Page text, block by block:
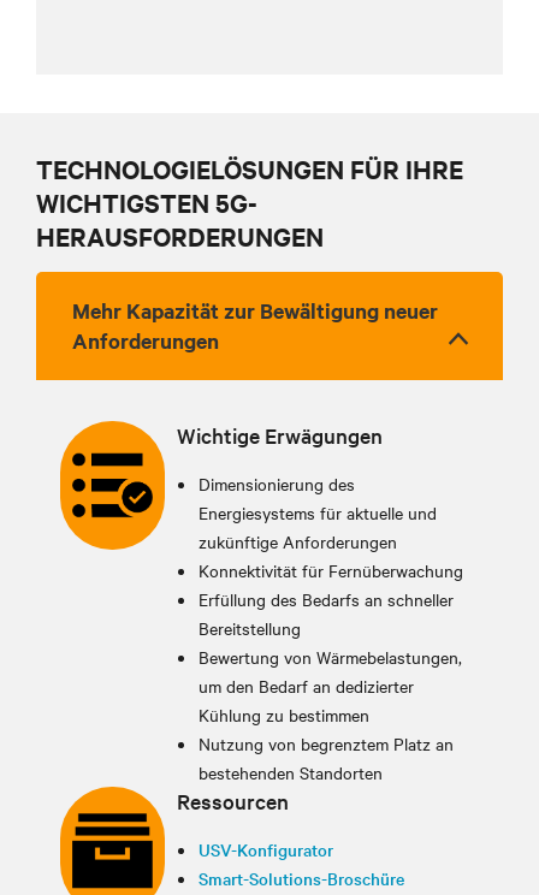
TECHNOLOGIELÖSUNGEN FÜR IHRE
WICHTIGSTEN 5G-
HERAUSFORDERUNGEN
Mehr Kapazität zur Bewältigung neuer
Anforderungen
Wichtige Erwägungen
Dimensionierung des
Energiesystems für aktuelle und
zukünftige Anforderungen
Konnektivität für Fernüberwachung
Erfüllung des Bedarfs an schneller
Bereitstellung
Bewertung von Wärmebelastungen,
um den Bedarf an dedizierter
Kühlung zu bestimmen
Nutzung von begrenztem Platz an
bestehenden Standorten
Ressourcen
USV-Konfigurator
Smart-Solutions-Broschüre